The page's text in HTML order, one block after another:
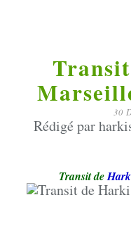
30
Rédigé par
Transit de